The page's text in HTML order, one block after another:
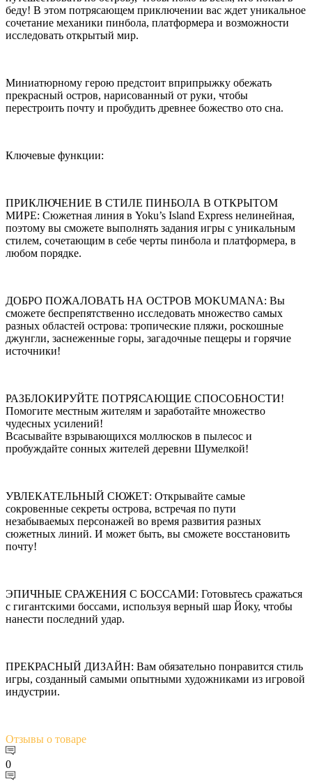
беду! В этом потрясающем приключении вас ждет уникальное
сочетание механики пинбола, платформера и возможности
исследовать открытый мир.
Миниатюрному герою предстоит вприпрыжку обежать
прекрасный остров, нарисованный от руки, чтобы
перестроить почту и пробудить древнее божество ото сна.
Ключевые функции:
ПРИКЛЮЧЕНИЕ В СТИЛЕ ПИНБОЛА В ОТКРЫТОМ
МИРЕ: Сюжетная линия в Yoku’s Island Express нелинейная,
поэтому вы сможете выполнять задания игры с уникальным
стилем, сочетающим в себе черты пинбола и платформера, в
любом порядке.
ДОБРО ПОЖАЛОВАТЬ НА ОСТРОВ MOKUMANA: Вы
сможете беспрепятственно исследовать множество самых
разных областей острова: тропические пляжи, роскошные
джунгли, заснеженные горы, загадочные пещеры и горячие
источники!
РАЗБЛОКИРУЙТЕ ПОТРЯСАЮЩИЕ СПОСОБНОСТИ!
Помогите местным жителям и заработайте множество
чудесных усилений!
Всасывайте взрывающихся моллюсков в пылесос и
пробуждайте сонных жителей деревни Шумелкой!
УВЛЕКАТЕЛЬНЫЙ СЮЖЕТ: Открывайте самые
сокровенные секреты острова, встречая по пути
незабываемых персонажей во время развития разных
сюжетных линий. И может быть, вы сможете восстановить
почту!
ЭПИЧНЫЕ СРАЖЕНИЯ С БОССАМИ: Готовьтесь сражаться
с гигантскими боссами, используя верный шар Йоку, чтобы
нанести последний удар.
ПРЕКРАСНЫЙ ДИЗАЙН: Вам обязательно понравится стиль
игры, созданный самыми опытными художниками из игровой
индустрии.
Отзывы о товаре
0